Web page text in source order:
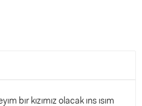
bır kızımız olacak ıns ısım